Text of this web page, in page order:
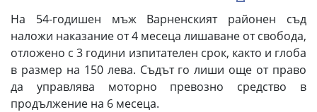
На 54-годишен мъж Варненският районен съд
наложи наказание от 4 месеца лишаване от свобода,
отложено с 3 години изпитателен срок, както и глоба
в размер на 150 лева. Съдът го лиши още от право
да управлява моторно превозно средство в
продължение на 6 месеца.